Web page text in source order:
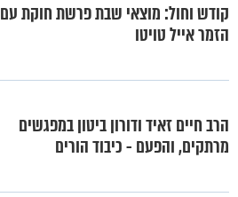
קודש וחול: מוצאי שבת פרשת חוקת עם
הזמר אייל טויטו
הרב חיים זאיד ודורון ביטון במפגשים
מרתקים, והפעם - כיבוד הורים